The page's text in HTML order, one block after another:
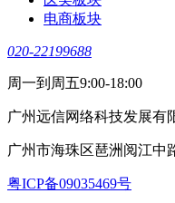
电商板块
020-22199688
周一到周五9:00-18:00
广州远信网络科技发展有
广州市海珠区琶洲阅江中
粤ICP备09035469号